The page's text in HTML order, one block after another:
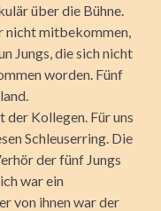
über die Bühne.
nicht mitbekommen,
Jungs, die sich nicht
worden. Fünf
der Kollegen. Für uns
Schleuserring. Die
der fünf Jungs
war ein
von ihnen war der